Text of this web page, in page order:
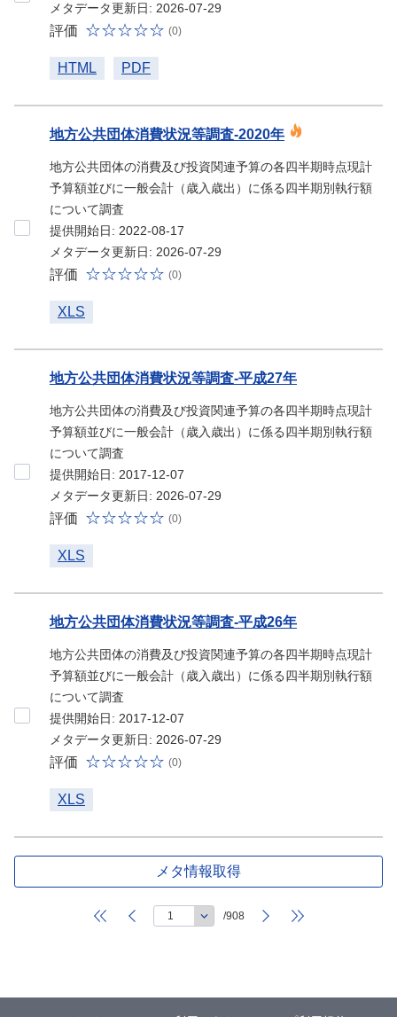
メタデータ更新日: 2026-07-29
評価 (0)
HTML PDF
地方公共団体消費状況等調査-2020年
地方公共団体の消費及び投資関連予算の各四半期時点現計
予算額並びに一般会計（歳入歳出）に係る四半期別執行額
について調査
提供開始日: 2022-08-17
メタデータ更新日: 2026-07-29
評価 (0)
XLS
地方公共団体消費状況等調査-平成27年
地方公共団体の消費及び投資関連予算の各四半期時点現計
予算額並びに一般会計（歳入歳出）に係る四半期別執行額
について調査
提供開始日: 2017-12-07
メタデータ更新日: 2026-07-29
評価 (0)
XLS
地方公共団体消費状況等調査-平成26年
地方公共団体の消費及び投資関連予算の各四半期時点現計
予算額並びに一般会計（歳入歳出）に係る四半期別執行額
について調査
提供開始日: 2017-12-07
メタデータ更新日: 2026-07-29
評価 (0)
XLS
メタ情報取得
/908